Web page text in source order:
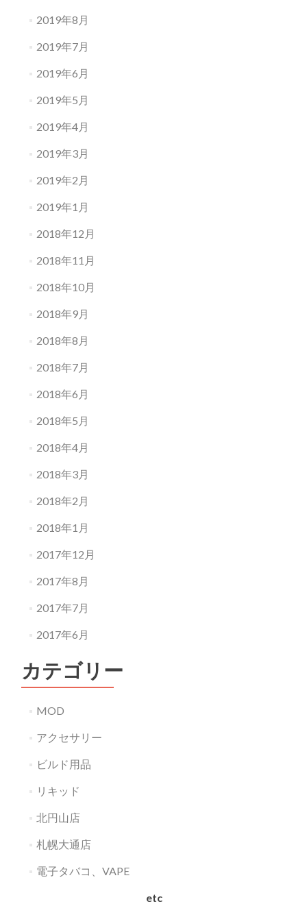
2019年8月
2019年7月
2019年6月
2019年5月
2019年4月
2019年3月
2019年2月
2019年1月
2018年12月
2018年11月
2018年10月
2018年9月
2018年8月
2018年7月
2018年6月
2018年5月
2018年4月
2018年3月
2018年2月
2018年1月
2017年12月
2017年8月
2017年7月
2017年6月
カテゴリー
MOD
アクセサリー
ビルド用品
リキッド
北円山店
札幌大通店
電子タバコ、VAPE
etc